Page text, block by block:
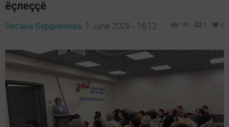
ӗçлеççӗ
Оксана Бердникова, 1 June 2026 - 16:12 160 0 0